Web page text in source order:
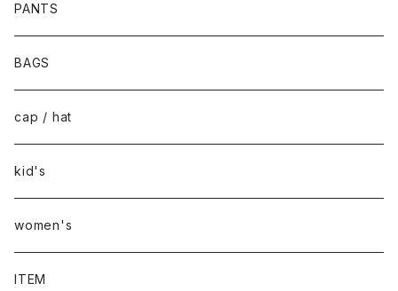
PANTS
BAGS
cap / hat
kid's
women's
ITEM